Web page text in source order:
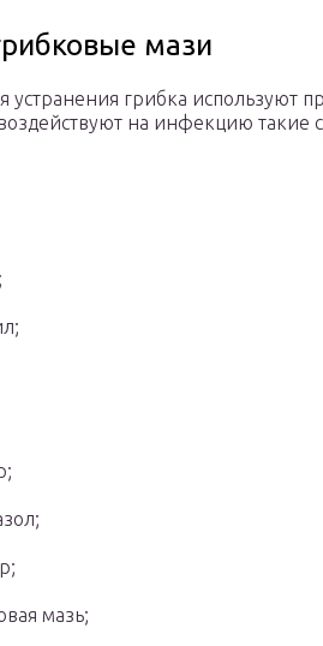
мази
устранения грибка используют
на инфекцию такие
мазь;